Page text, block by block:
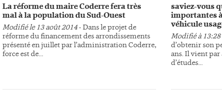
La réforme du maire Coderre fera très
mal à la population du Sud-Ouest
Modifié le 13 août 2014- Dans le projet de
réforme du financement des arrondissements
présenté en juillet par l’administration Coderre,
force est de...
saviez-vous
importantes
véhicule
Modifié à 13:28
d’obtenir son
ans. Il vient
d’études...